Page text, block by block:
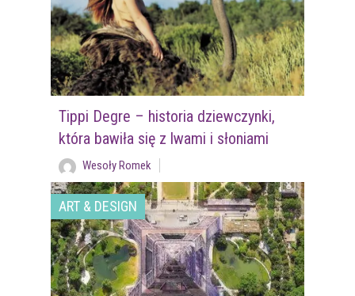
Tippi Degre – historia dziewczynki,
która bawiła się z lwami i słoniami
Wesoły Romek
ART & DESIGN